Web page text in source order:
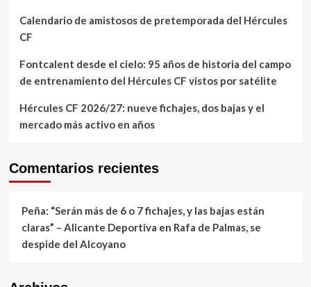
Calendario de amistosos de pretemporada del Hércules
CF
Fontcalent desde el cielo: 95 años de historia del campo
de entrenamiento del Hércules CF vistos por satélite
Hércules CF 2026/27: nueve fichajes, dos bajas y el
mercado más activo en años
Comentarios recientes
Peña: “Serán más de 6 o 7 fichajes, y las bajas están
claras” – Alicante Deportiva en Rafa de Palmas, se
despide del Alcoyano